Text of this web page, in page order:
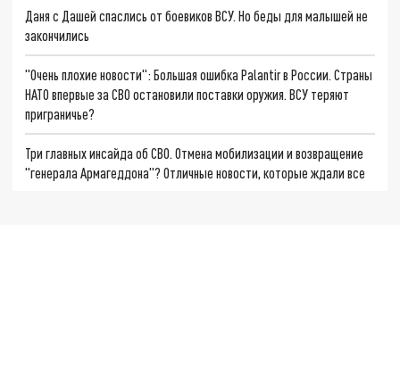
Даня с Дашей спаслись от боевиков ВСУ. Но беды для малышей не
закончились
"Очень плохие новости": Большая ошибка Palantir в России. Страны
НАТО впервые за СВО остановили поставки оружия. ВСУ теряют
приграничье?
Три главных инсайда об СВО. Отмена мобилизации и возвращение
"генерала Армагеддона"? Отличные новости, которые ждали все